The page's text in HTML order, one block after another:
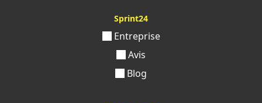
Sprint24
Entreprise
Avis
Blog